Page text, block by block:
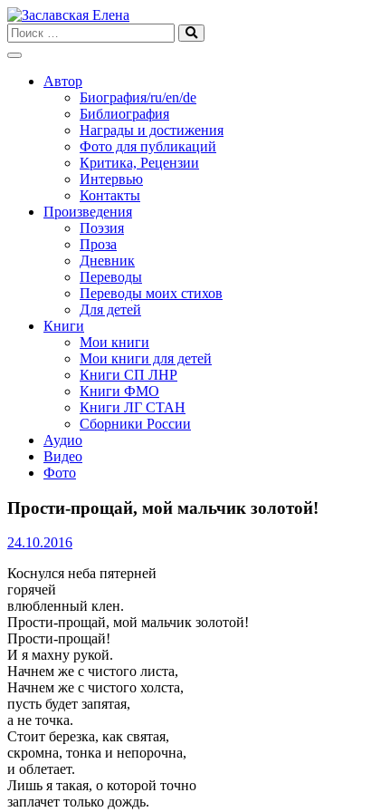
Skip
to
content
Автор
Биография/ru/en/de
Библиография
Награды и достижения
Фото для публикаций
Критика, Рецензии
Интервью
Контакты
Произведения
Поэзия
Проза
Дневник
Переводы
Переводы моих стихов
Для детей
Книги
Мои книги
Мои книги для детей
Книги СП ЛНР
Книги ФМО
Книги ЛГ СТАН
Сборники России
Аудио
Видео
Фото
Прости-прощай, мой мальчик золотой!
24.10.2016
Коснулся неба пятерней
горячей
влюбленный клен.
Прости-прощай, мой мальчик золотой!
Прости-прощай!
И я махну рукой.
Начнем же с чистого листа,
Начнем же с чистого холста,
пусть будет запятая,
а не точка.
Стоит березка, как святая,
скромна, тонка и непорочна,
и облетает.
Лишь я такая, о которой точно
заплачет только дождь.